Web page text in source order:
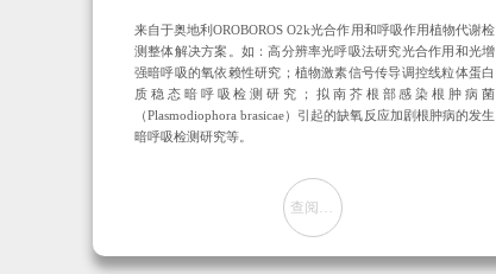
查阅方案
来自于奥地利OROBOROS O2k光合作用和呼吸作用植物代谢检
测整体解决方案。如：高分辨率光呼吸法研究光合作用和光增
强暗呼吸的氧依赖性研究；植物激素信号传导调控线粒体蛋白
质稳态暗呼吸检测研究；拟南芥根部感染根肿病菌
（Plasmodiophora brasicae）引起的缺氧反应加剧根肿病的发生
暗呼吸检测研究等。